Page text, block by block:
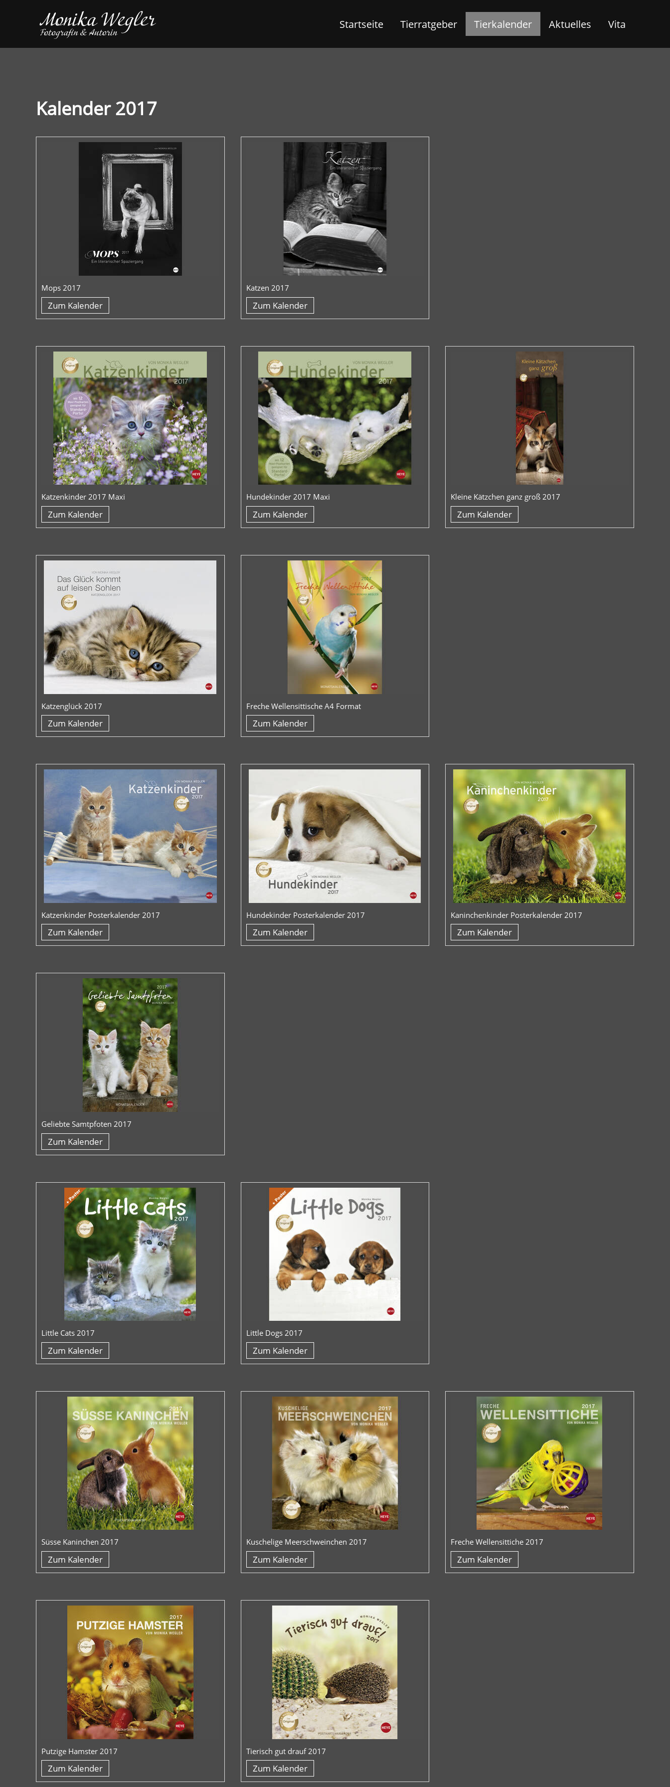
Startseite Tierratgeber Tierkalender Aktuelles Vita
Kalender 2017
Mops 2017
Zum Kalender
Katzen 2017
Zum Kalender
Katzenkinder 2017 Maxi
Zum Kalender
Hundekinder 2017 Maxi
Zum Kalender
Kleine Kätzchen ganz groß 2017
Zum Kalender
Katzenglück 2017
Zum Kalender
Freche Wellensittische A4 Format
Zum Kalender
Katzenkinder Posterkalender 2017
Zum Kalender
Hundekinder Posterkalender 2017
Zum Kalender
Kaninchenkinder Posterkalender 2017
Zum Kalender
Geliebte Samtpfoten 2017
Zum Kalender
Little Cats 2017
Zum Kalender
Little Dogs 2017
Zum Kalender
Süsse Kaninchen 2017
Zum Kalender
Kuschelige Meerschweinchen 2017
Zum Kalender
Freche Wellensittiche 2017
Zum Kalender
Putzige Hamster 2017
Zum Kalender
Tierisch gut drauf 2017
Zum Kalender